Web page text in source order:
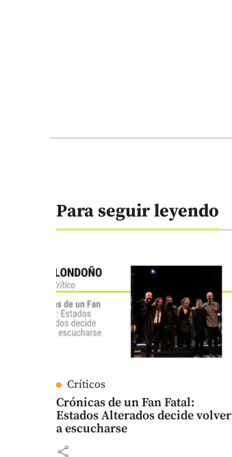
Para seguir leyendo
Críticos
Crónicas de un Fan Fatal:
Estados Alterados decide volver
a escucharse
share